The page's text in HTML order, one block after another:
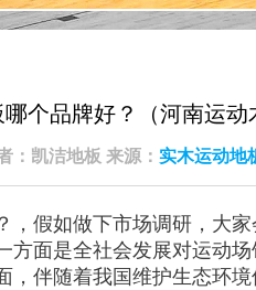
个品牌好？（河南运动
：凯洁地板 来源： 实木运动地
，假如做下市场调研，大
方面是全社会发展对运动
伴随着我国维护生态环